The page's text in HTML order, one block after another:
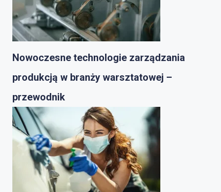
Nowoczesne technologie zarządzania
produkcją w branży warsztatowej –
przewodnik